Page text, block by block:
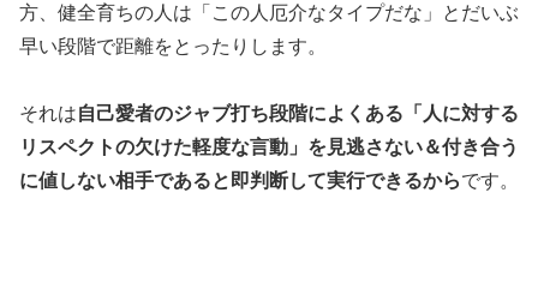
方、健全育ちの人は「この人厄介なタイプだな」とだいぶ
早い段階で距離をとったりします。
それは自己愛者のジャブ打ち段階によくある「人に対する
リスペクトの欠けた軽度な言動」を見逃さない＆付き合う
に値しない相手であると即判断して実行できるからです。